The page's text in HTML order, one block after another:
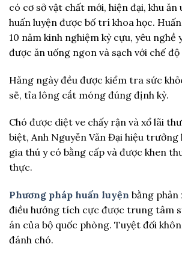
có cơ sở vật chất mới, hiện đại, khu ăn
huấn luyện được bố trí khoa học.
10 năm kinh nghiệm kỳ cựu, yêu nghề
được ăn uống ngon và sạch với chế
Hăng ngày đều được kiểm tra sức
sẽ, tỉa lông cắt móng đúng định kỳ.
Chó được diệt ve chấy rận và xổ lãi
biệt, Anh Nguyễn Văn Đại hiệu trưởng
gia thú y có bằng cấp và được khen
thực.
Phương pháp huấn luyện bằng phản
điều hướng tích cực được trung tâm
án của bộ quốc phòng. Tuyệt đối
đánh chó.